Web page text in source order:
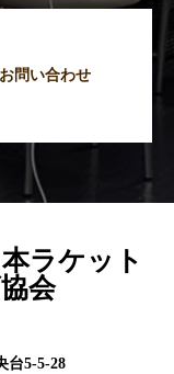
お問い合わせ
ラケット
会
台5-5-28